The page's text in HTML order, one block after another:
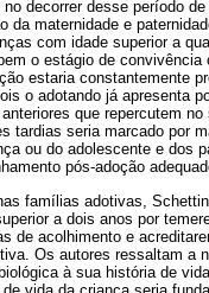
decorrer desse período
da maternidade e
com idade superior a
o estágio de
estaria constantemente
o adotando já apresenta
que repercutem
tardias seria marcado por
ou do adolescente e dos
pós-adoção
famílias adotivas,
a dois anos por
de acolhimento e
Os autores ressaltam a
à sua história de